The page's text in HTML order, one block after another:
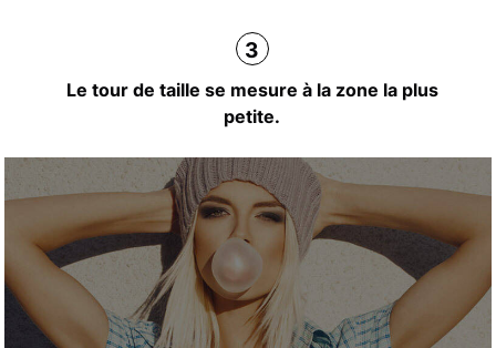
Le tour de taille se mesure à la zone la plus
petite.